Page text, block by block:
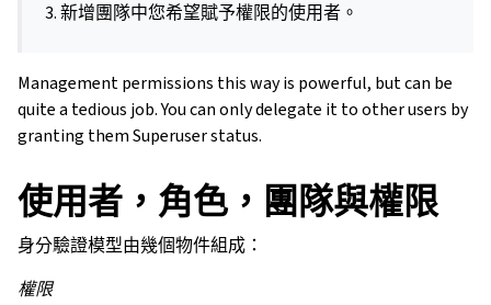
新增團隊中您希望賦予權限的使用者。
Management permissions this way is powerful, but can be
quite a tedious job. You can only delegate it to other users by
granting them Superuser status.
使用者，角色，團隊與權限
身分驗證模型由幾個物件組成：
權限